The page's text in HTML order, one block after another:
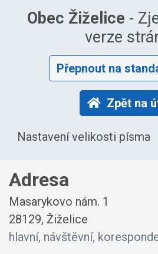
Obec Žiželice -
verze
Přepnout na
Zpět na
Nastavení velikosti písma
Adresa
Masarykovo nám. 1
28129, Žiželice
hlavní, návštěvní,